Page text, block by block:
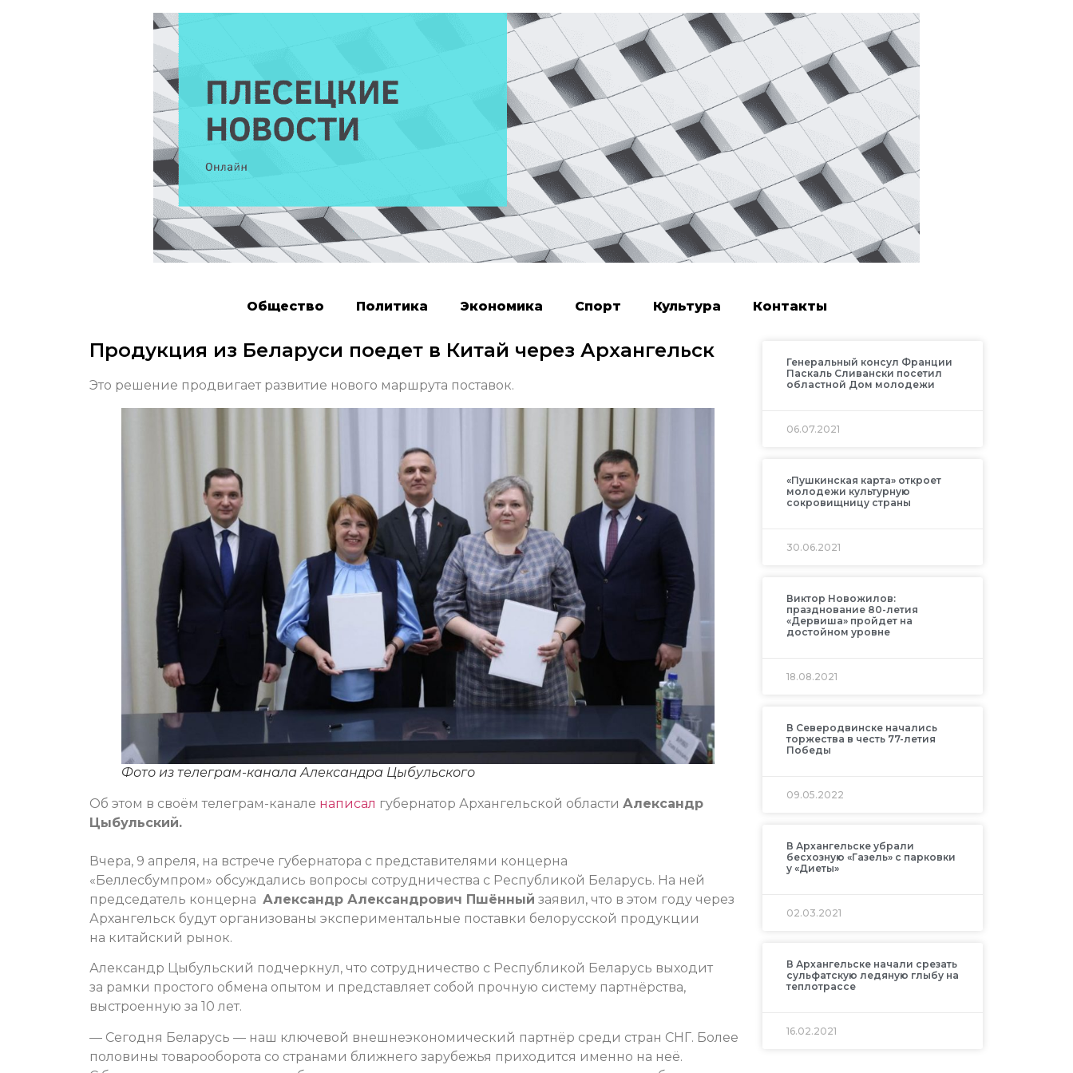
Общество Политика Экономика Спорт Культура Контакты
Продукция из Беларуси поедет в Китай через Архангельск
Это решение продвигает развитие нового маршрута поставок.
Фото из телеграм-канала Александра Цыбульского
Об этом в своём телеграм-канале написал губернатор Архангельской области Александр
Цыбульский.
Вчера, 9 апреля, на встрече губернатора с представителями концерна
«Беллесбумпром» обсуждались вопросы сотрудничества с Республикой Беларусь. На ней
председатель концерна Александр Александрович Пшённый заявил, что в этом году через
Архангельск будут организованы экспериментальные поставки белорусской продукции
на китайский рынок.
Александр Цыбульский подчеркнул, что сотрудничество с Республикой Беларусь выходит
за рамки простого обмена опытом и представляет собой прочную систему партнёрства,
выстроенную за 10 лет.
— Сегодня Беларусь — наш ключевой внешнеэкономический партнёр среди стран СНГ. Более
половины товарооборота со странами ближнего зарубежья приходится именно на неё.
Генеральный консул Франции
Паскаль Сливански посетил
областной Дом молодежи
06.07.2021
«Пушкинская карта» откроет
молодежи культурную
сокровищницу страны
30.06.2021
Виктор Новожилов:
празднование 80-летия
«Дервиша» пройдет на
достойном уровне
18.08.2021
В Северодвинске начались
торжества в честь 77-летия
Победы
09.05.2022
В Архангельске убрали
бесхозную «Газель» с парковки
у «Диеты»
02.03.2021
В Архангельске начали срезать
сульфатскую ледяную глыбу на
теплотрассе
16.02.2021